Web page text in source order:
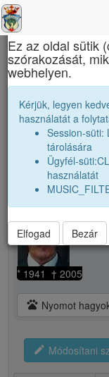
whatshot
Kerekes
* 1941 † 2005
camera_alt
pets Nyomot
edit Módosítani
×
Ez az oldal sütik
szórakozását,
webhelyen.
Kérjük, legyen
használatát a
Session-süti:
tárolására
Ügyfél-
használatát
Elfogad Bezár